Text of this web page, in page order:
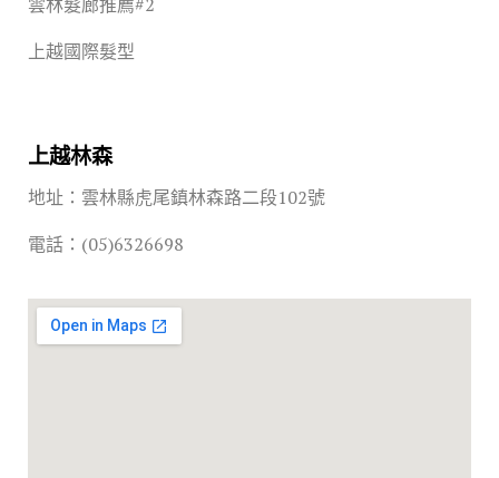
上越國際髮型
上越林森
地址：雲林縣虎尾鎮林森路二段102號
電話：(05)6326698